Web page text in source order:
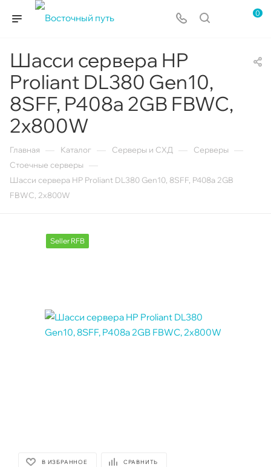
0
Шасси сервера HP
Proliant DL380 Gen10,
8SFF, P408a 2GB FBWC,
2x800W
Главная Каталог Серверы и СХД Серверы
Стоечные серверы
Шасси сервера HP Proliant DL380 Gen10, 8SFF, P408a 2GB
FBWC, 2x800W
Seller RFB
В ИЗБРАННОЕ СРАВНИТЬ